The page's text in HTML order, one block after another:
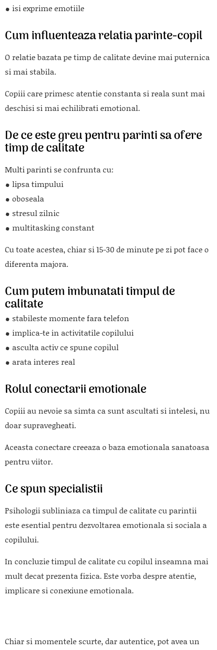
isi exprime emotiile
Cum influenteaza relatia parinte-copil
O relatie bazata pe timp de calitate devine mai puternica
si mai stabila.
Copiii care primesc atentie constanta si reala sunt mai
deschisi si mai echilibrati emotional.
De ce este greu pentru parinti sa ofere
timp de calitate
Multi parinti se confrunta cu:
lipsa timpului
oboseala
stresul zilnic
multitasking constant
Cu toate acestea, chiar si 15-30 de minute pe zi pot face o
diferenta majora.
Cum putem imbunatati timpul de
calitate
stabileste momente fara telefon
implica-te in activitatile copilului
asculta activ ce spune copilul
arata interes real
Rolul conectarii emotionale
Copiii au nevoie sa simta ca sunt ascultati si intelesi, nu
doar supravegheati.
Aceasta conectare creeaza o baza emotionala sanatoasa
pentru viitor.
Ce spun specialistii
Psihologii subliniaza ca timpul de calitate cu parintii
este esential pentru dezvoltarea emotionala si sociala a
copilului.
In concluzie timpul de calitate cu copilul inseamna mai
mult decat prezenta fizica. Este vorba despre atentie,
implicare si conexiune emotionala.
Chiar si momentele scurte, dar autentice, pot avea un